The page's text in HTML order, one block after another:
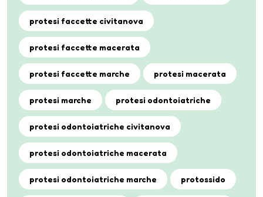
protesi faccette civitanova
protesi faccette macerata
protesi faccette marche protesi macerata
protesi marche protesi odontoiatriche
protesi odontoiatriche civitanova
protesi odontoiatriche macerata
protesi odontoiatriche marche protossido